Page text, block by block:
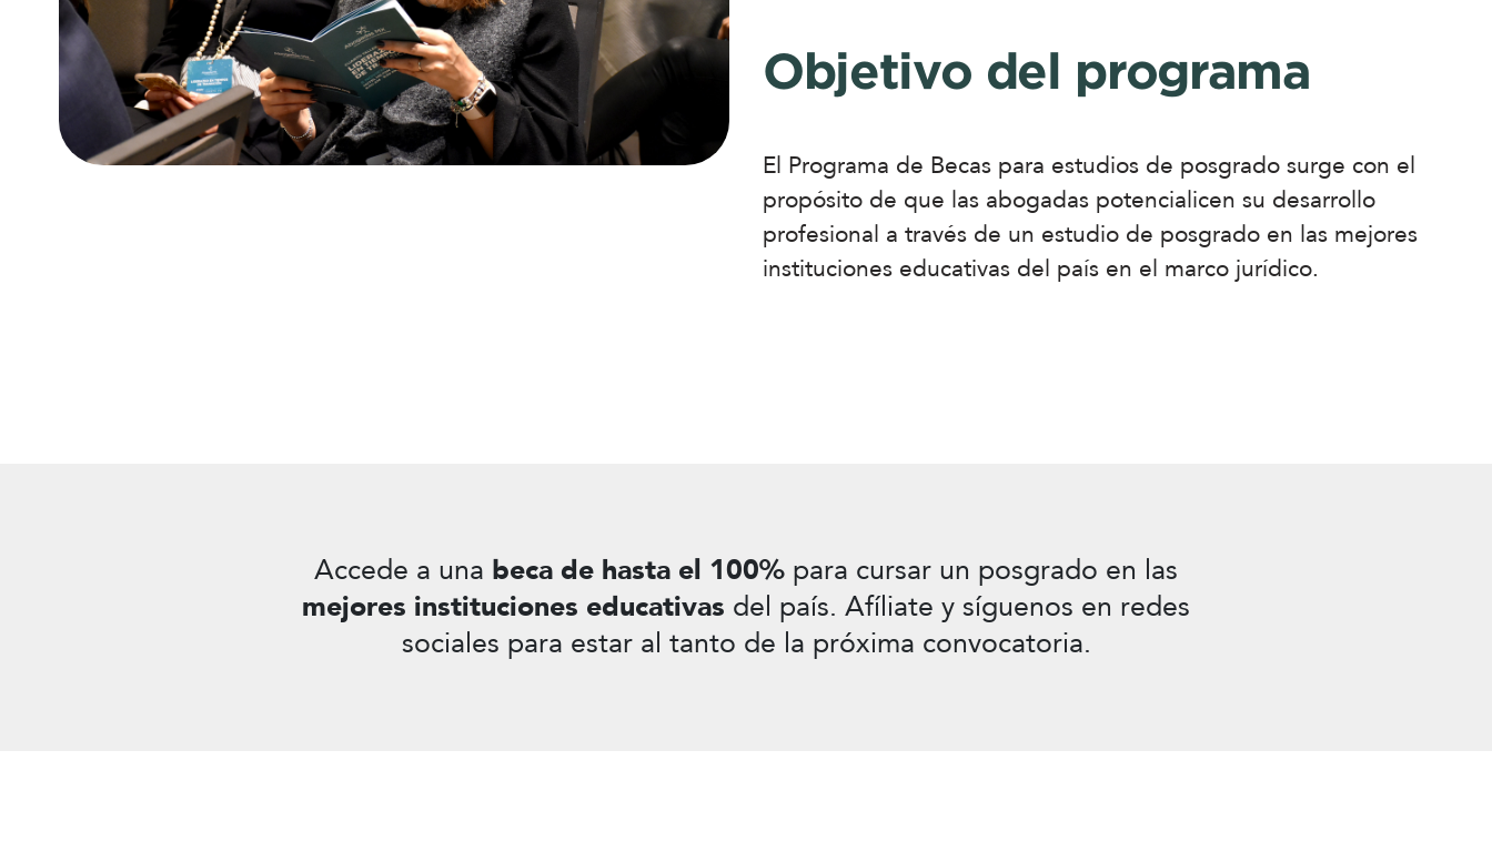
Objetivo del programa
El Programa de Becas para estudios de posgrado surge con el
propósito de que las abogadas potencialicen su desarrollo
profesional a través de un estudio de posgrado en las mejores
instituciones educativas del país en el marco jurídico.
Accede a una beca de hasta el 100% para cursar un posgrado en las
mejores instituciones educativas del país. Afíliate y síguenos en redes
sociales para estar al tanto de la próxima convocatoria.